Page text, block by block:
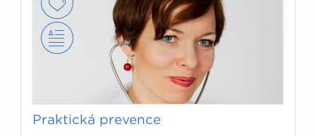
Praktická prevence